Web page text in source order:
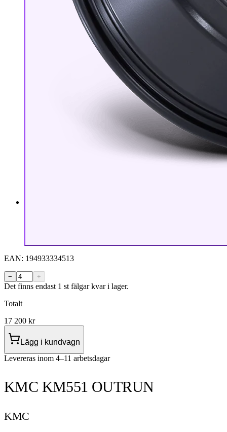
EAN: 194933334513
− +
Det finns endast 1 st fälgar kvar i lager.
Totalt
17 200 kr
Lägg i kundvagn
Levereras inom 4–11 arbetsdagar
KMC KM551 OUTRUN
KMC